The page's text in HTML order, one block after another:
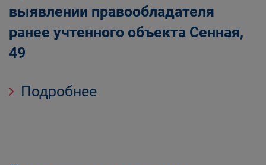
выявлении правообладателя
ранее учтенного объекта Сенная,
49
Подробнее